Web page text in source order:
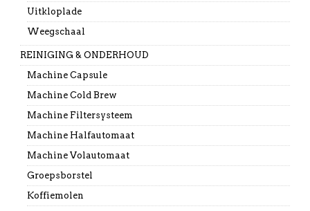
Uitkloplade
Weegschaal
REINIGING & ONDERHOUD
Machine Capsule
Machine Cold Brew
Machine Filtersysteem
Machine Halfautomaat
Machine Volautomaat
Groepsborstel
Koffiemolen